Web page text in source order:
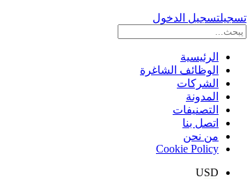
تسجيلتسجيل الدخول
الرئيسية
الوظائف الشاغرة
الشركات
المدونة
التصنيفات
اتصل بنا
من نحن
Cookie Policy
USD